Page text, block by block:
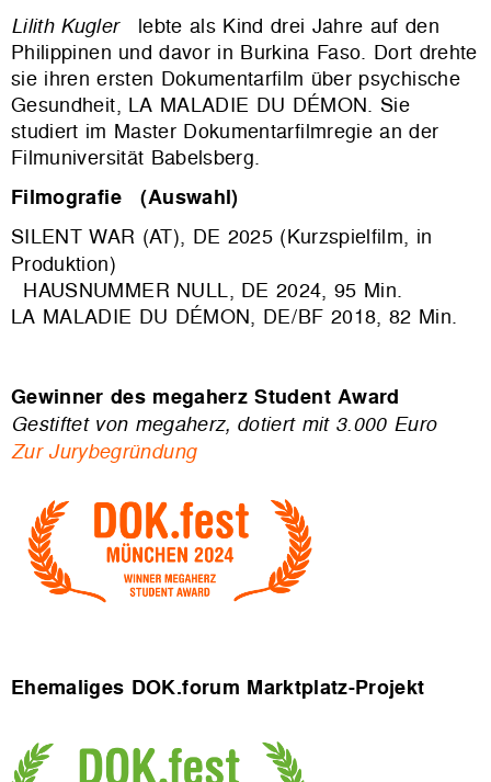
Lilith Kuglerlebte als Kind drei Jahre auf den
Philippinen und davor in Burkina Faso. Dort drehte
sie ihren ersten Dokumentarfilm über psychische
Gesundheit, LA MALADIE DU DÉMON. Sie
studiert im Master Dokumentarfilmregie an der
Filmuniversität Babelsberg.
Filmografie (Auswahl)
SILENT WAR (AT), DE 2025 (Kurzspielfilm, in
Produktion)
HAUSNUMMER NULL, DE 2024, 95 Min.
LA MALADIE DU DÉMON, DE/BF 2018, 82 Min.
Gewinner des megaherz Student Award
Gestiftet von megaherz, dotiert mit 3.000 Euro
Zur Jurybegründung
Ehemaliges DOK.forum Marktplatz-Projekt